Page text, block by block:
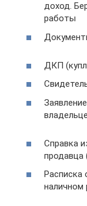
доход.
работы
ДКП
Справка
продавца
Расписка
наличном